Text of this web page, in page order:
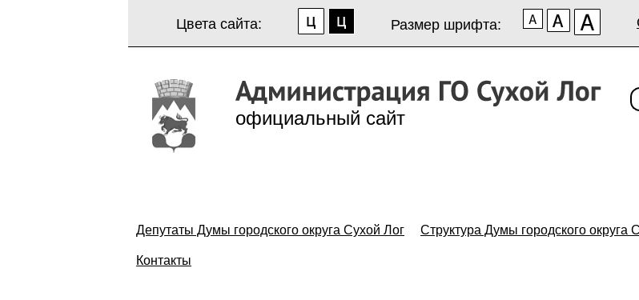
Цвета сайта: Размер шрифта:
официальный сайт
Депутаты Думы городского округа Сухой Лог Структура Думы городского округа
Контакты